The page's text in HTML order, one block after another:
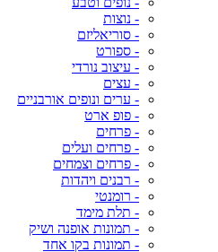
- נוצות
- סוריאליזם
- ספורט
- עיצוב נורדי
- עצים
- ערים ונופים אורבניים
- פופ ארט
- פרחים
- פרחים ועלים
- פרחים וצמחים
- רבנים ויהדות
- רומנטי
- תלת מימד
- תמונות אופנה ושיק
- תמונות בקו אחד